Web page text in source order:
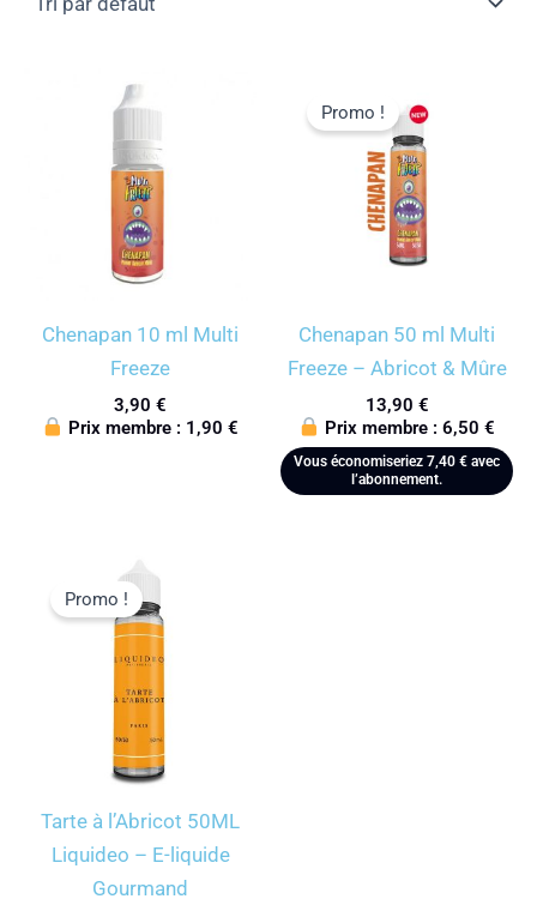
Chenapan 10 ml Multi
Freeze
3,90 €
Prix membre : 1,90 €
Promo !
Chenapan 50 ml Multi
Freeze – Abricot & Mûre
13,90 €
Prix membre : 6,50 €
Vous économiseriez 7,40 € avec
l’abonnement.
Promo !
Tarte à l’Abricot 50ML
Liquideo – E-liquide
Gourmand